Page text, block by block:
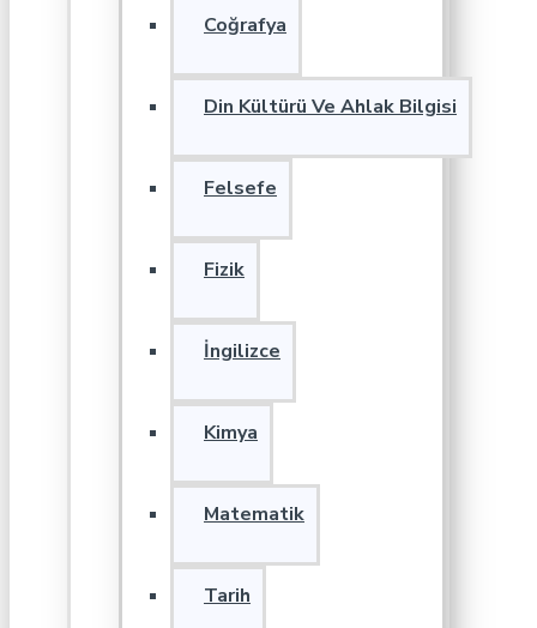
Coğrafya
Din Kültürü Ve Ahlak Bilgisi
Felsefe
Fizik
İngilizce
Kimya
Matematik
Tarih